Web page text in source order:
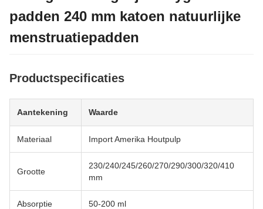
padden 240 mm katoen natuurlijke
menstruatiepadden
Productspecificaties
Aantekening Waarde
Materiaal Import Amerika Houtpulp
Grootte
230/240/245/260/270/290/300/320/410
mm
Absorptie 50-200 ml